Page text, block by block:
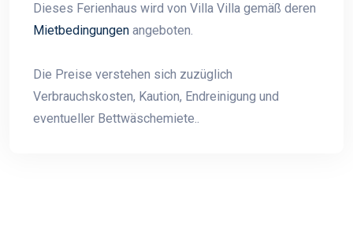
Dieses Ferienhaus wird von Villa Villa gemäß deren
Mietbedingungen angeboten.
Die Preise verstehen sich zuzüglich
Verbrauchskosten, Kaution, Endreinigung und
eventueller Bettwäschemiete..